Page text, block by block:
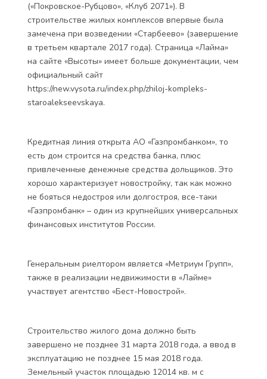
(«Покровское-Рубцово», «Клуб 2071»). В
строительстве жилых комплексов впервые была
замечена при возведении «Старбеево» (завершение
в третьем квартале 2017 года). Страница «Лайма»
на сайте «Высоты» имеет больше документации, чем
официальный сайт
https://new.vysota.ru/index.php/zhiloj-kompleks-
staroalekseevskaya.
Кредитная линия открыта АО «Газпромбанком», то
есть дом строится на средства банка, плюс
привлеченные денежные средства дольщиков. Это
хорошо характеризует новостройку, так как можно
не бояться недостроя или долгостроя, все-таки
«Газпромбанк» – один из крупнейших универсальных
финансовых институтов России.
Генеральным риелтором является «Метриум Групп»,
также в реализации недвижимости в «Лайме»
участвует агентство «Бест-Новострой».
Строительство жилого дома должно быть
завершено не позднее 31 марта 2018 года, а ввод в
эксплуатацию не позднее 15 мая 2018 года.
Земельный участок площадью 12014 кв. м с